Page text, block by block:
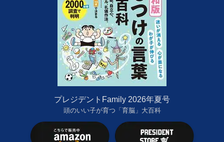
プレジデントFamily 2026年夏号
頭のいい子が育つ「育脳」大百科